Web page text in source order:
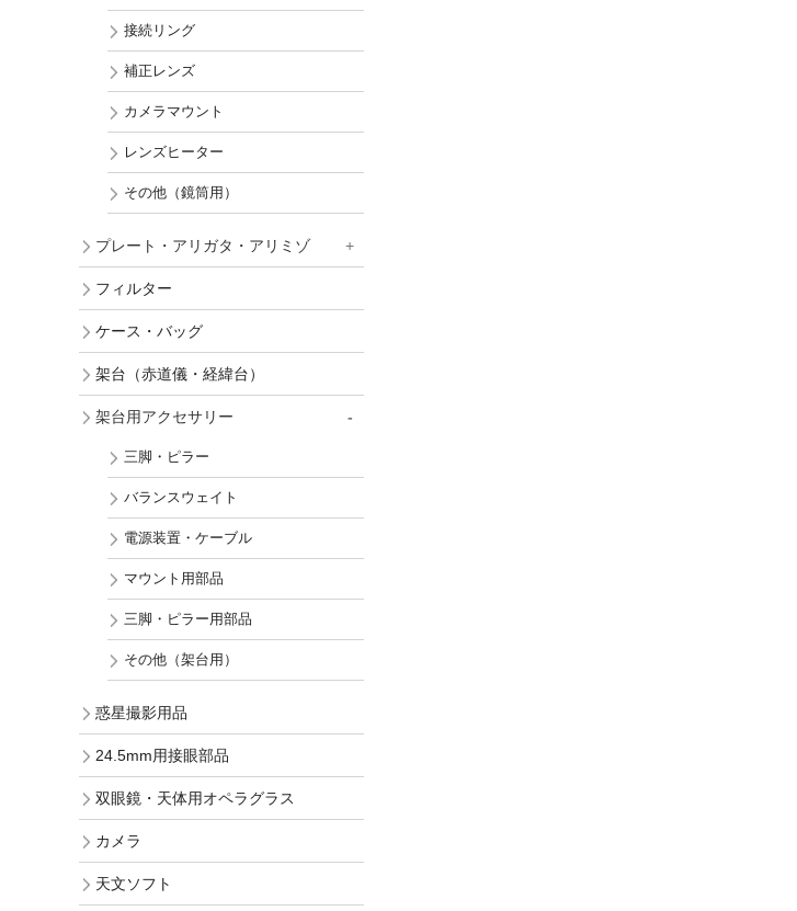
接続リング
補正レンズ
カメラマウント
レンズヒーター
その他（鏡筒用）
プレート・アリガタ・アリミゾ
フィルター
ケース・バッグ
架台（赤道儀・経緯台）
架台用アクセサリー
三脚・ピラー
バランスウェイト
電源装置・ケーブル
マウント用部品
三脚・ピラー用部品
その他（架台用）
惑星撮影用品
24.5mm用接眼部品
双眼鏡・天体用オペラグラス
カメラ
天文ソフト